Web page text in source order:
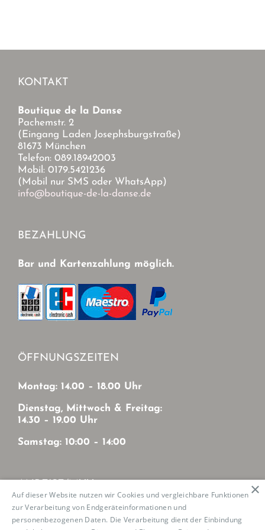
KONTAKT
Boutique de la Danse
Pachemstr. 2
(Eingang Laden Josephsburgstraße)
81673 München
Telefon: 089.18942003
Mobil: 0179.5421236
(Mobil nur SMS oder WhatsApp)
info@boutique-de-la-danse.de
BEZAHLUNG
Bar und Kartenzahlung möglich.
ÖFFNUNGSZEITEN
Montag: 14.00 – 18.00 Uhr
Dienstag, Mittwoch & Freitag:
14.30 – 19.00 Uhr
Samstag: 10:00 – 14:00
Mit MVV von München-Zentrum
U2: Haltestelle Josephsburg
Auf dieser Website nutzen wir Cookies und vergleichbare Funktionen
zur Verarbeitung von Endgeräteinformationen und
personenbezogenen Daten. Die Verarbeitung dient der Einbindung
×